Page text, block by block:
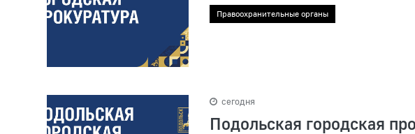
Правоохранительные органы
сегодня
Подольская городская